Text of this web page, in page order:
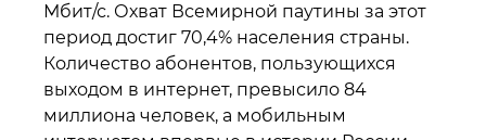
Мбит/с. Охват Всемирной паутины за этот
период достиг 70,4% населения страны.
Количество абонентов, пользующихся
выходом в интернет, превысило 84
миллиона человек, а мобильным